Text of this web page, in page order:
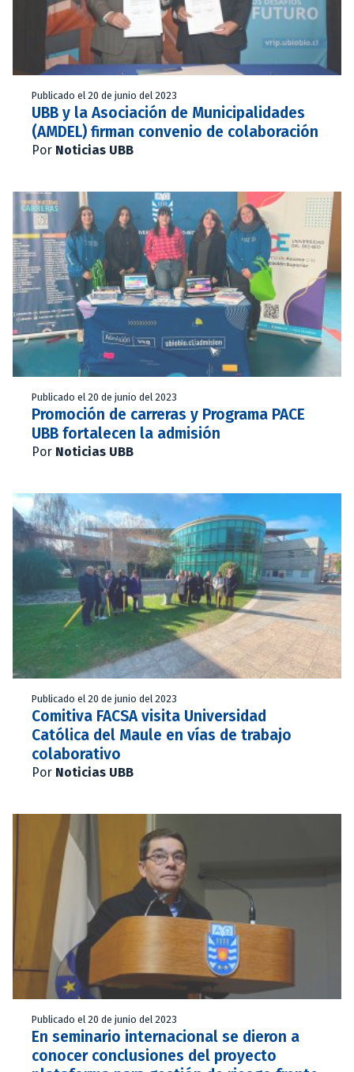
Publicado el 20 de junio del 2023
UBB y la Asociación de Municipalidades
(AMDEL) firman convenio de colaboración
Por Noticias UBB
Publicado el 20 de junio del 2023
Promoción de carreras y Programa PACE
UBB fortalecen la admisión
Por Noticias UBB
Publicado el 20 de junio del 2023
Comitiva FACSA visita Universidad
Católica del Maule en vías de trabajo
colaborativo
Por Noticias UBB
Publicado el 20 de junio del 2023
En seminario internacional se dieron a
conocer conclusiones del proyecto